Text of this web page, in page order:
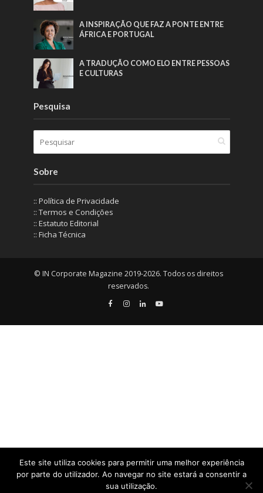
A INSPIRAÇÃO QUE FAZ A PONTE ENTRE
ÁFRICA E PORTUGAL
A TRADUÇÃO COMO ELO ENTRE PESSOAS
E CULTURAS
Pesquisa
Sobre
:: Política de Privacidade
:: Termos e Condições
:: Estatuto Editorial
:: Ficha Técnica
© IN Corporate Magazine 2019-2026. Todos os direitos
reservados.
Este site utiliza cookies para permitir uma melhor experiência
por parte do utilizador. Ao navegar no site estará a consentir a
sua utilização.